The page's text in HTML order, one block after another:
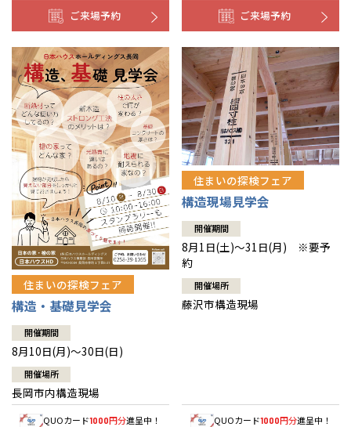
ご来場予約 ご来場予約
住まいの探検フェア
構造・基礎見学会
開催期間
8月10日(月)～30日(日)
開催場所
長岡市内構造現場
QUOカード1000円分進呈中！
住まいの探検フェア
構造現場見学会
開催期間
8月1日(土)～31日(月) ※要予
約
開催場所
藤沢市構造現場
QUOカード1000円分進呈中！